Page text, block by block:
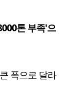
톤 부족'으
폭으로 달라